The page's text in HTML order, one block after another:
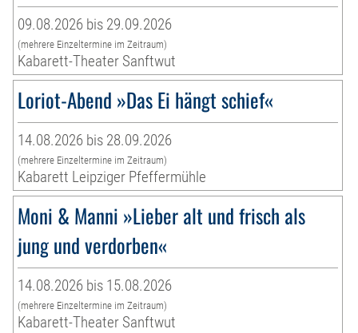
09.08.2026 bis 29.09.2026
(mehrere Einzeltermine im Zeitraum)
Kabarett-Theater Sanftwut
Loriot-Abend »Das Ei hängt schief«
14.08.2026 bis 28.09.2026
(mehrere Einzeltermine im Zeitraum)
Kabarett Leipziger Pfeffermühle
Moni & Manni »Lieber alt und frisch als
jung und verdorben«
14.08.2026 bis 15.08.2026
(mehrere Einzeltermine im Zeitraum)
Kabarett-Theater Sanftwut